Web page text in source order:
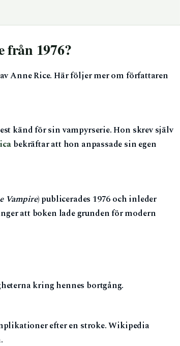
från 1976?
Anne Rice. Här följer mer om författaren
känd för sin vampyrserie. Hon skrev själv
bekräftar att hon anpassade sin egen
Vampire) publicerades 1976 och inleder
att boken lade grunden för modern
kring hennes bortgång.
efter en stroke. Wikipedia